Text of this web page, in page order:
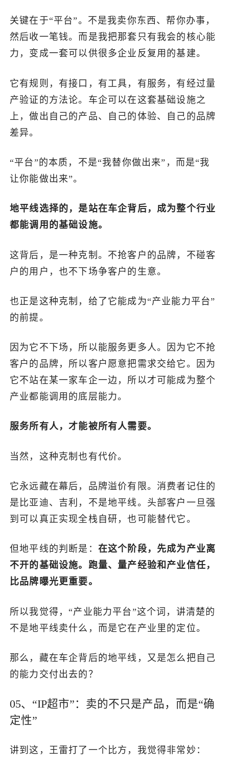
关键在于“平台”。不是我卖你东西、帮你办事，
然后收一笔钱。而是我把那套只有我会的核心能
力，变成一套可以供很多企业反复用的基建。
它有规则，有接口，有工具，有服务，有经过量
产验证的方法论。车企可以在这套基础设施之
上，做出自己的产品、自己的体验、自己的品牌
差异。
“平台”的本质，不是“我替你做出来”，而是“我
让你能做出来”。
地平线选择的，是站在车企背后，成为整个行业
都能调用的基础设施。
这背后，是一种克制。不抢客户的品牌，不碰客
户的用户，也不下场争客户的生意。
也正是这种克制，给了它能成为“产业能力平台”
的前提。
因为它不下场，所以能服务更多人。因为它不抢
客户的品牌，所以客户愿意把需求交给它。因为
它不站在某一家车企一边，所以才可能成为整个
产业都能调用的底层能力。
服务所有人，才能被所有人需要。
当然，这种克制也有代价。
它永远藏在幕后，品牌溢价有限。消费者记住的
是比亚迪、吉利，不是地平线。头部客户一旦强
到可以真正实现全栈自研，也可能替代它。
但地平线的判断是： 在这个阶段，先成为产业离
不开的基础设施。跑量、量产经验和产业信任，
比品牌曝光更重要。
所以我觉得，“产业能力平台”这个词，讲清楚的
不是地平线卖什么，而是它在产业里的定位。
那么，藏在车企背后的地平线，又是怎么把自己
的能力交付出去的？
05、“IP超市”：卖的不只是产品，而是“确
定性”
讲到这，王雷打了一个比方，我觉得非常妙：